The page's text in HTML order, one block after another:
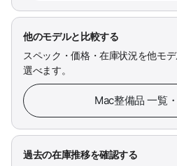
他のモデルと比較する
スペック・価格・在庫状況を他モ
選べます。
Mac整備品 一覧
過去の在庫推移を確認する